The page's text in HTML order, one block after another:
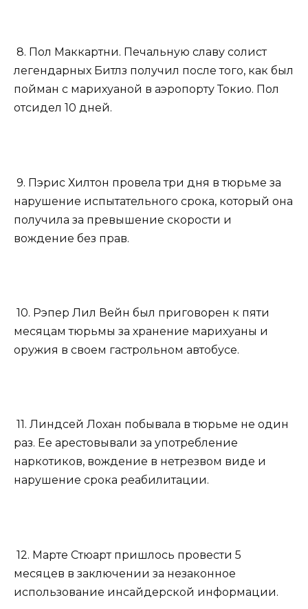
8. Пол Маккартни. Печальную славу солист
легендарных Битлз получил после того, как был
пойман с марихуаной в аэропорту Токио. Пол
отсидел 10 дней.
9. Пэрис Хилтон провела три дня в тюрьме за
нарушение испытательного срока, который она
получила за превышение скорости и
вождение без прав.
10. Рэпер Лил Вейн был приговорен к пяти
месяцам тюрьмы за хранение марихуаны и
оружия в своем гастрольном автобусе.
11. Линдсей Лохан побывала в тюрьме не один
раз. Ее арестовывали за употребление
наркотиков, вождение в нетрезвом виде и
нарушение срока реабилитации.
12. Марте Стюарт пришлось провести 5
месяцев в заключении за незаконное
использование инсайдерской информации.